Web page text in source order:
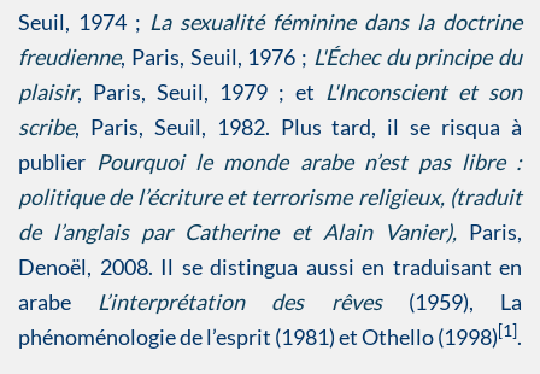
Seuil, 1974 ; La sexualité féminine dans la doctrine
freudienne, Paris, Seuil, 1976 ; L'Échec du principe du
plaisir, Paris, Seuil, 1979 ; et L'Inconscient et son
scribe, Paris, Seuil, 1982. Plus tard, il se risqua à
publier Pourquoi le monde arabe n’est pas libre :
politique de l’écriture et terrorisme religieux, (traduit
de l’anglais par Catherine et Alain Vanier), Paris,
Denoël, 2008. Il se distingua aussi en traduisant en
arabe L’interprétation des rêves(1959), La
phénoménologie de l’esprit (1981) et Othello (1998)[1].